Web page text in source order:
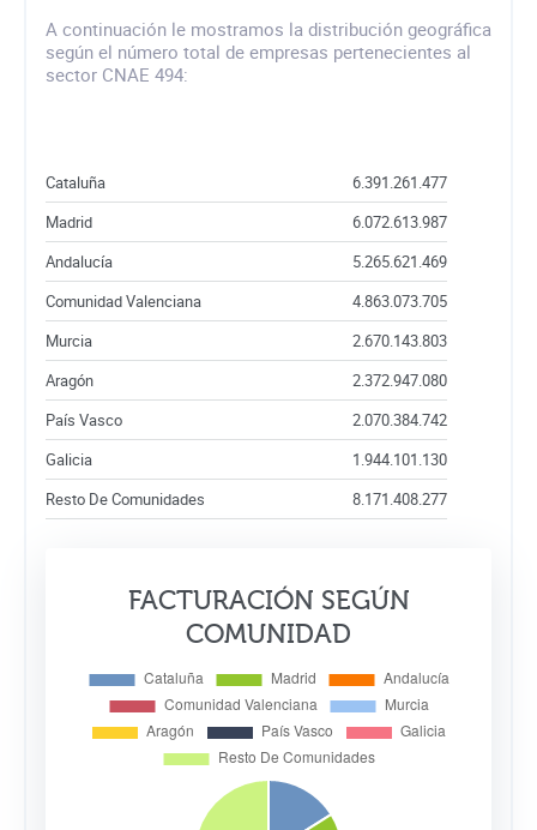
A continuación le mostramos la distribución geográfica
según el número total de empresas pertenecientes al
sector CNAE 494:
Cataluña
6.391.261.477
Madrid
6.072.613.987
Andalucía
5.265.621.469
Comunidad Valenciana
4.863.073.705
Murcia
2.670.143.803
Aragón
2.372.947.080
País Vasco
2.070.384.742
Galicia
1.944.101.130
Resto De Comunidades
8.171.408.277
FACTURACIÓN SEGÚN
COMUNIDAD